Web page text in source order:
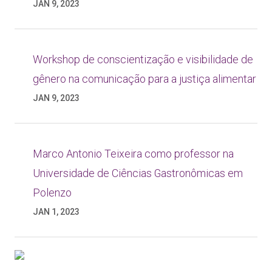
JAN 9, 2023
Workshop de conscientização e visibilidade de
gênero na comunicação para a justiça alimentar
JAN 9, 2023
Marco Antonio Teixeira como professor na
Universidade de Ciências Gastronômicas em
Polenzo
JAN 1, 2023